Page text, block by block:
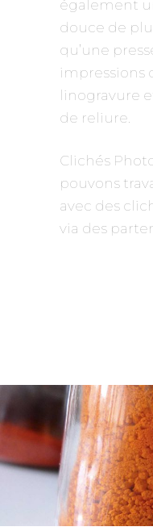
également
douce de
qu’une
impressions
linogravure
de reliure.
Clichés
pouvons
avec des
via des